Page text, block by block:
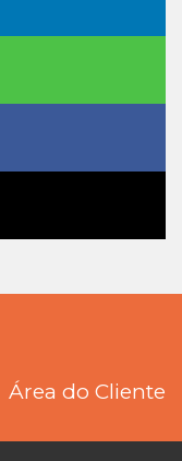
Área do Cliente